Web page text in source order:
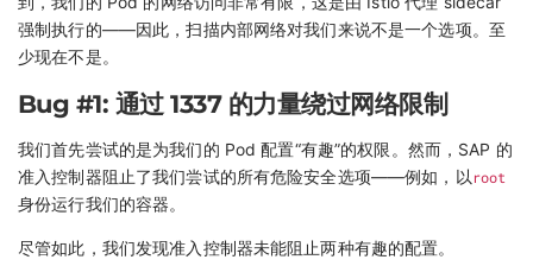
强制执行的——因此，扫描内部网络对我们来说不是一个选项。至
少现在不是。
Bug #1: 通过 1337 的力量绕过网络限制
我们首先尝试的是为我们的 Pod 配置“有趣”的权限。然而，SAP 的
准入控制器阻止了我们尝试的所有危险安全选项——例如，以 root
身份运行我们的容器。
尽管如此，我们发现准入控制器未能阻止两种有趣的配置。